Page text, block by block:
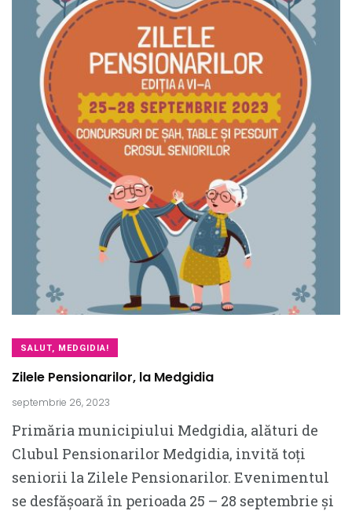
SALUT, MEDGIDIA!
Zilele Pensionarilor, la Medgidia
septembrie 26, 2023
Primăria municipiului Medgidia, alături de
Clubul Pensionarilor Medgidia, invită toți
seniorii la Zilele Pensionarilor. Evenimentul
se desfășoară în perioada 25 – 28 septembrie și